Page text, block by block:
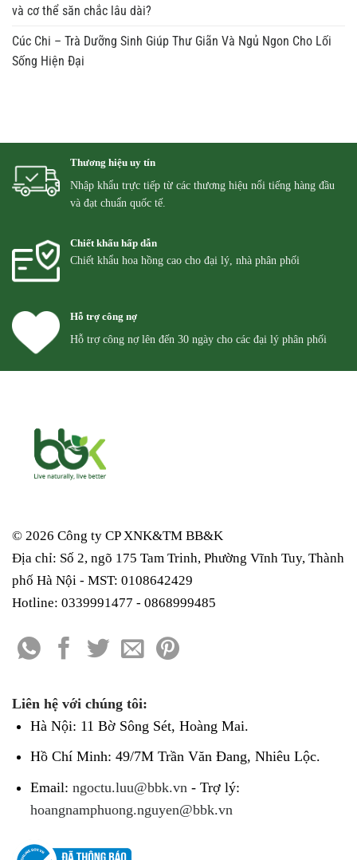
và cơ thể săn chắc lâu dài?
Cúc Chi – Trà Dưỡng Sinh Giúp Thư Giãn Và Ngủ Ngon Cho Lối
Sống Hiện Đại
Thương hiệu uy tín
Nhập khẩu trực tiếp từ các thương hiệu nổi tiếng hàng đầu
và đạt chuẩn quốc tế.
Chiết khấu hấp dẫn
Chiết khẩu hoa hồng cao cho đại lý, nhà phân phối
Hỗ trợ công nợ
Hỗ trợ công nợ lên đến 30 ngày cho các đại lý phân phối
© 2026 Công ty CP XNK&TM BB&K
Địa chỉ: Số 2, ngõ 175 Tam Trinh, Phường Vĩnh Tuy, Thành
phố Hà Nội - MST: 0108642429
Hotline: 0339991477 - 0868999485
Liên hệ với chúng tôi:
Hà Nội: 11 Bờ Sông Sét, Hoàng Mai.
Hồ Chí Minh: 49/7M Trần Văn Đang, Nhiêu Lộc.
Email: ngoctu.luu@bbk.vn - Trợ lý:
hoangnamphuong.nguyen@bbk.vn